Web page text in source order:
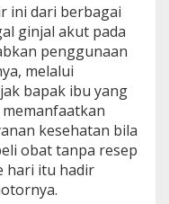
ini dari berbagai
ginjal akut pada
penggunaan
melalui
bapak ibu yang
kesehatan bila
obat tanpa resep
hari itu hadir